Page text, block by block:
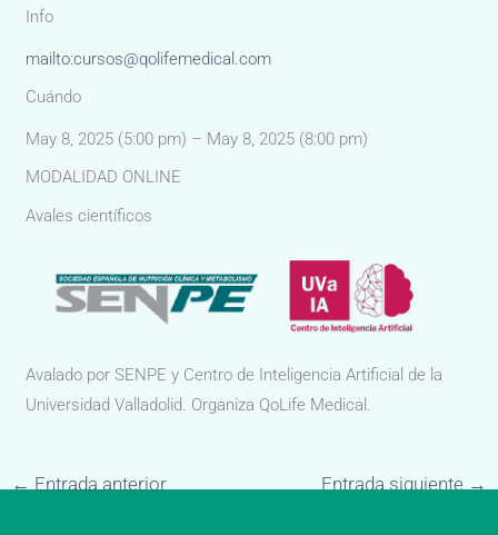
Info
mailto:cursos@qolifemedical.com
Cuándo
May 8, 2025 (5:00 pm) – May 8, 2025 (8:00 pm)
MODALIDAD ONLINE
Avales científicos
Avalado por SENPE y Centro de Inteligencia Artificial de la
Universidad Valladolid. Organiza QoLife Medical.
← Entrada anterior Entrada siguiente →